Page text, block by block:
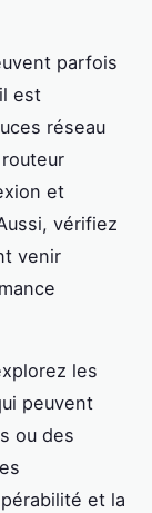
parfois
est
réseau
et
vérifiez
venir
les
peuvent
ou des
et la